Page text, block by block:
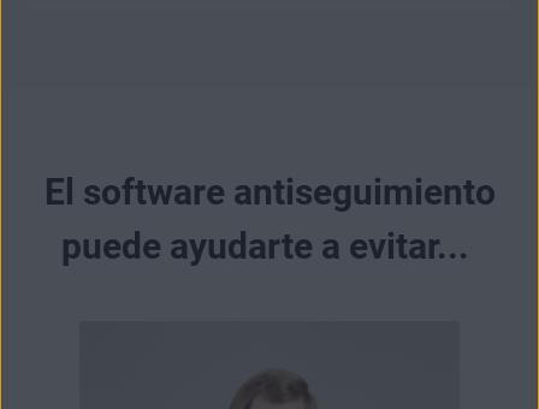
El software antiseguimiento
puede ayudarte a evitar...